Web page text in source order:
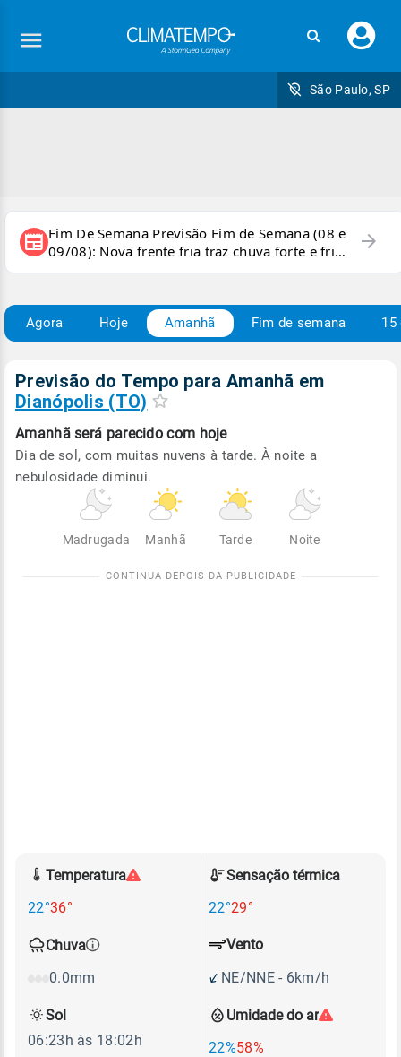
seu
São Paulo, SP
newspaper Fim De Semana Previsão Fim de Semana (08 e
09/08): Nova frente fria traz chuva forte e frio
para áreas do país
arrow_forward
Agora Hoje Amanhã Fim de semana 15
Previsão do Tempo para Amanhã em
Dianópolis (TO)
Amanhã será parecido com hoje
Dia de sol, com muitas nuvens à tarde. À noite a
nebulosidade diminui.
Madrugada Manhã Tarde Noite
Temperatura
22°36°
Sensação térmica
22°29°
Chuva
0.0mm
Umidade do ar
22%58%
Vento
NE/NNE - 6km/h
Sol
06:23h às 18:02h